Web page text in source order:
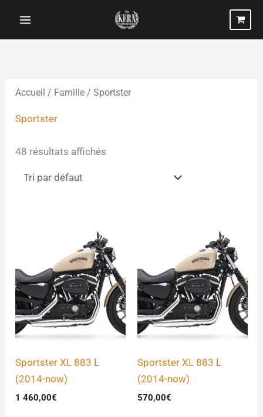
contenu
Accueil / Famille / Sportster
Sportster
48 résultats affichés
Sportster XL 883 L
(2014-now)
1 460,00€
Sportster XL 883 L
(2014-now)
570,00€